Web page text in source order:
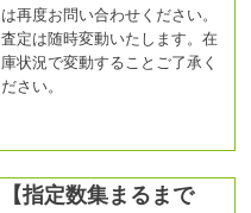
は再度お問い合わせください。
査定は随時変動いたします。在
庫状況で変動することご了承く
ださい。
【指定数集まるまで